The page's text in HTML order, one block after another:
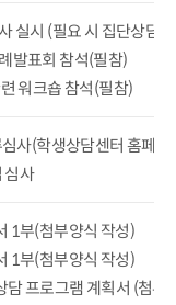
실시 (필요 시 집단상담
발표회 참석(필참)
워크숍 참석(필참)
사(학생상담센터 홈페
심사
1부(첨부양식 작성)
1부(첨부양식 작성)
담 프로그램 계획서 (첨부